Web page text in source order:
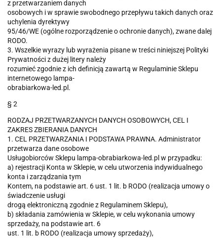
z przetwarzaniem danych
osobowych i w sprawie swobodnego przepływu takich danych oraz
uchylenia dyrektywy
95/46/WE (ogólne rozporządzenie o ochronie danych), zwane dalej
RODO.
3. Wszelkie wyrazy lub wyrażenia pisane w treści niniejszej Polityki
Prywatności z dużej litery należy
rozumieć zgodnie z ich definicją zawartą w Regulaminie Sklepu
internetowego lampa-
obrabiarkowa-led.pl.
§ 2
RODZAJ PRZETWARZANYCH DANYCH OSOBOWYCH, CEL I
ZAKRES ZBIERANIA DANYCH
1. CEL PRZETWARZANIA I PODSTAWA PRAWNA. Administrator
przetwarza dane osobowe
Usługobiorców Sklepu lampa-obrabiarkowa-led.pl w przypadku:
a) rejestracji Konta w Sklepie, w celu utworzenia indywidualnego
konta i zarządzania tym
Kontem, na podstawie art. 6 ust. 1 lit. b RODO (realizacja umowy o
świadczenie usługi
drogą elektroniczną zgodnie z Regulaminem Sklepu),
b) składania zamówienia w Sklepie, w celu wykonania umowy
sprzedaży, na podstawie art. 6
ust. 1 lit. b RODO (realizacja umowy sprzedaży),